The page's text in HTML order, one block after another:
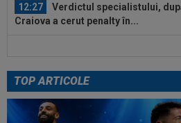
12:27
Verdictul specialistului,
Craiova a cerut penalty în...
Ce a postat soția lui Denis
12:02
Real Madrid s-a reorientat
Rodri. 90 de milioane de euro!
TOP ARTICOLE